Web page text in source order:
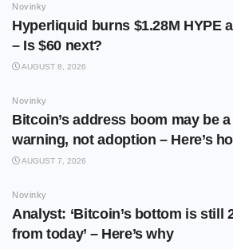
Novinky
Hyperliquid burns $1.28M HYPE
– Is $60 next?
AUGUST 8, 2026
Novinky
Bitcoin’s address boom may be
warning, not adoption – Here’s
AUGUST 7, 2026
Novinky
Analyst: ‘Bitcoin’s bottom is still
from today’ – Here’s why